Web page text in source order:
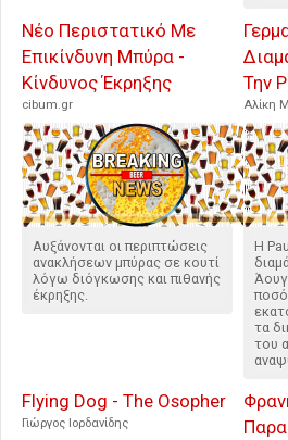
Νέο Περιστατικό Με
Επικίνδυνη Μπύρα -
Κίνδυνος Έκρηξης
cibum.gr
Αυξάνονται οι περιπτώσεις
ανακλήσεων μπύρας σε κουτί
λόγω διόγκωσης και πιθανής
έκρηξης.
Την
Αλίκη
Η
ποσό
τα
του
Flying Dog - The Osopher
Γιώργος Ιορδανίδης